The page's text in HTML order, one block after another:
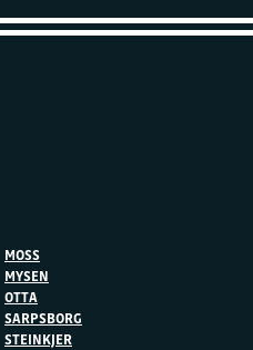
MOSS
MYSEN
OTTA
SARPSBORG
STEINKJER